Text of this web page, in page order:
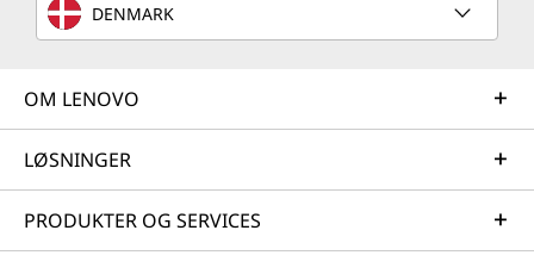
DENMARK
OM LENOVO
LØSNINGER
PRODUKTER OG SERVICES